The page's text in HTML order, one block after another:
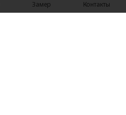
Замер Контакты